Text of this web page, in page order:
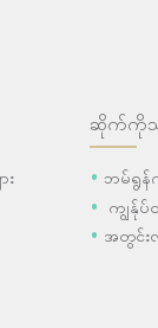
း
ဆိုက်ကို
ဘမ်ရွန်
ကျွန်ုပ်
အတွင်း